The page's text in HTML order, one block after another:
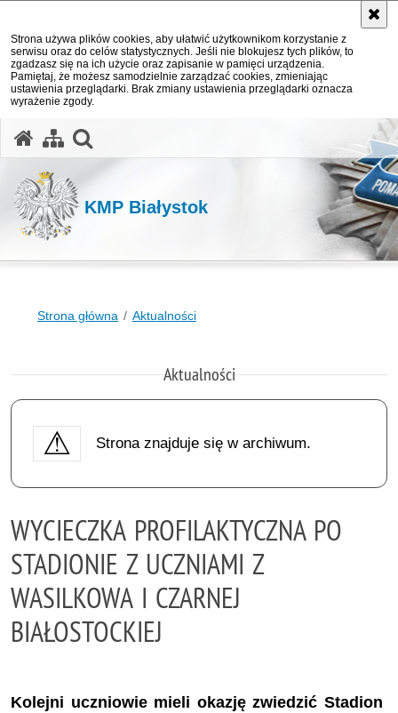
Strona używa plików cookies, aby ułatwić użytkownikom korzystanie z
serwisu oraz do celów statystycznych. Jeśli nie blokujesz tych plików, to
zgadzasz się na ich użycie oraz zapisanie w pamięci urządzenia.
Pamiętaj, że możesz samodzielnie zarządzać cookies, zmieniając
ustawienia przeglądarki. Brak zmiany ustawienia przeglądarki oznacza
wyrażenie zgody.
KMP Białystok
Strona główna Aktualności
Aktualności
Strona znajduje się w archiwum.
WYCIECZKA PROFILAKTYCZNA PO
STADIONIE Z UCZNIAMI Z
WASILKOWA I CZARNEJ
BIAŁOSTOCKIEJ
Kolejni uczniowie mieli okazję zwiedzić Stadion